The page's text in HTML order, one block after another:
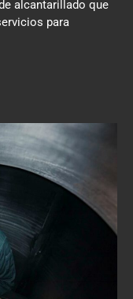
alcantarillado que
para